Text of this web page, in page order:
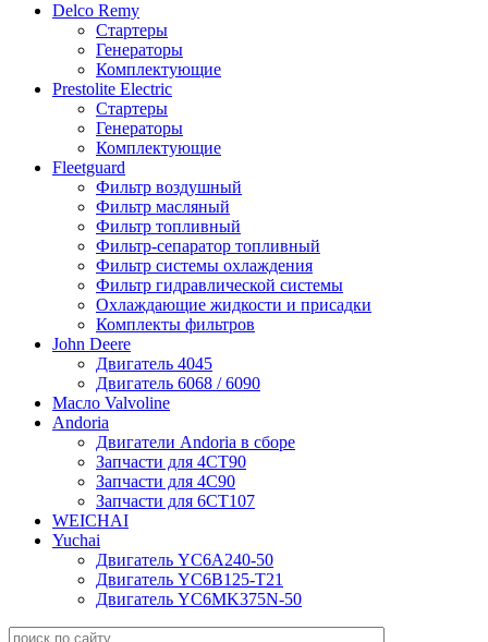
Delco Remy
Стартеры
Генераторы
Комплектующие
Prestolite Electric
Стартеры
Генераторы
Комплектующие
Fleetguard
Фильтр воздушный
Фильтр масляный
Фильтр топливный
Фильтр-сепаратор топливный
Фильтр системы охлаждения
Фильтр гидравлической системы
Охлаждающие жидкости и присадки
Комплекты фильтров
John Deere
Двигатель 4045
Двигатель 6068 / 6090
Масло Valvoline
Andoria
Двигатели Andoria в сборе
Запчасти для 4CT90
Запчасти для 4С90
Запчасти для 6CT107
WEICHAI
Yuchai
Двигатель YC6A240-50
Двигатель YC6B125-T21
Двигатель YC6MK375N-50